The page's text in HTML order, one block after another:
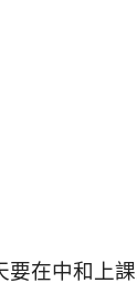
要在中和上